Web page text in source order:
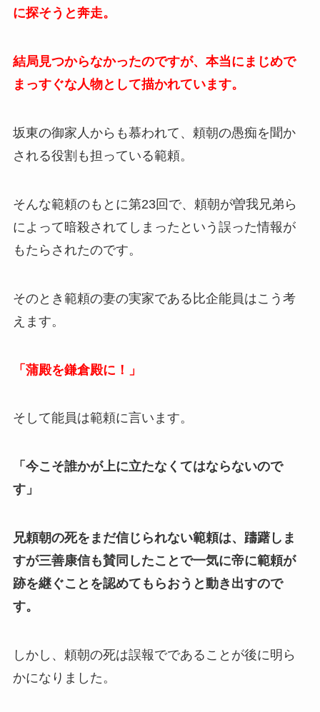
に探そうと奔走。
結局見つからなかったのですが、本当にまじめで
まっすぐな人物として描かれています。
坂東の御家人からも慕われて、頼朝の愚痴を聞か
される役割も担っている範頼。
そんな範頼のもとに第23回で、頼朝が曽我兄弟ら
によって暗殺されてしまったという誤った情報が
もたらされたのです。
そのとき範頼の妻の実家である比企能員はこう考
えます。
「蒲殿を鎌倉殿に！」
そして能員は範頼に言います。
「今こそ誰かが上に立たなくてはならないので
す」
兄頼朝の死をまだ信じられない範頼は、躊躇しま
すが三善康信も賛同したことで一気に帝に範頼が
跡を継ぐことを認めてもらおうと動き出すので
す。
しかし、頼朝の死は誤報でであることが後に明ら
かになりました。